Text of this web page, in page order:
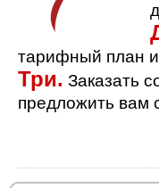
тарифный план
Три. Заказать
предложить вам